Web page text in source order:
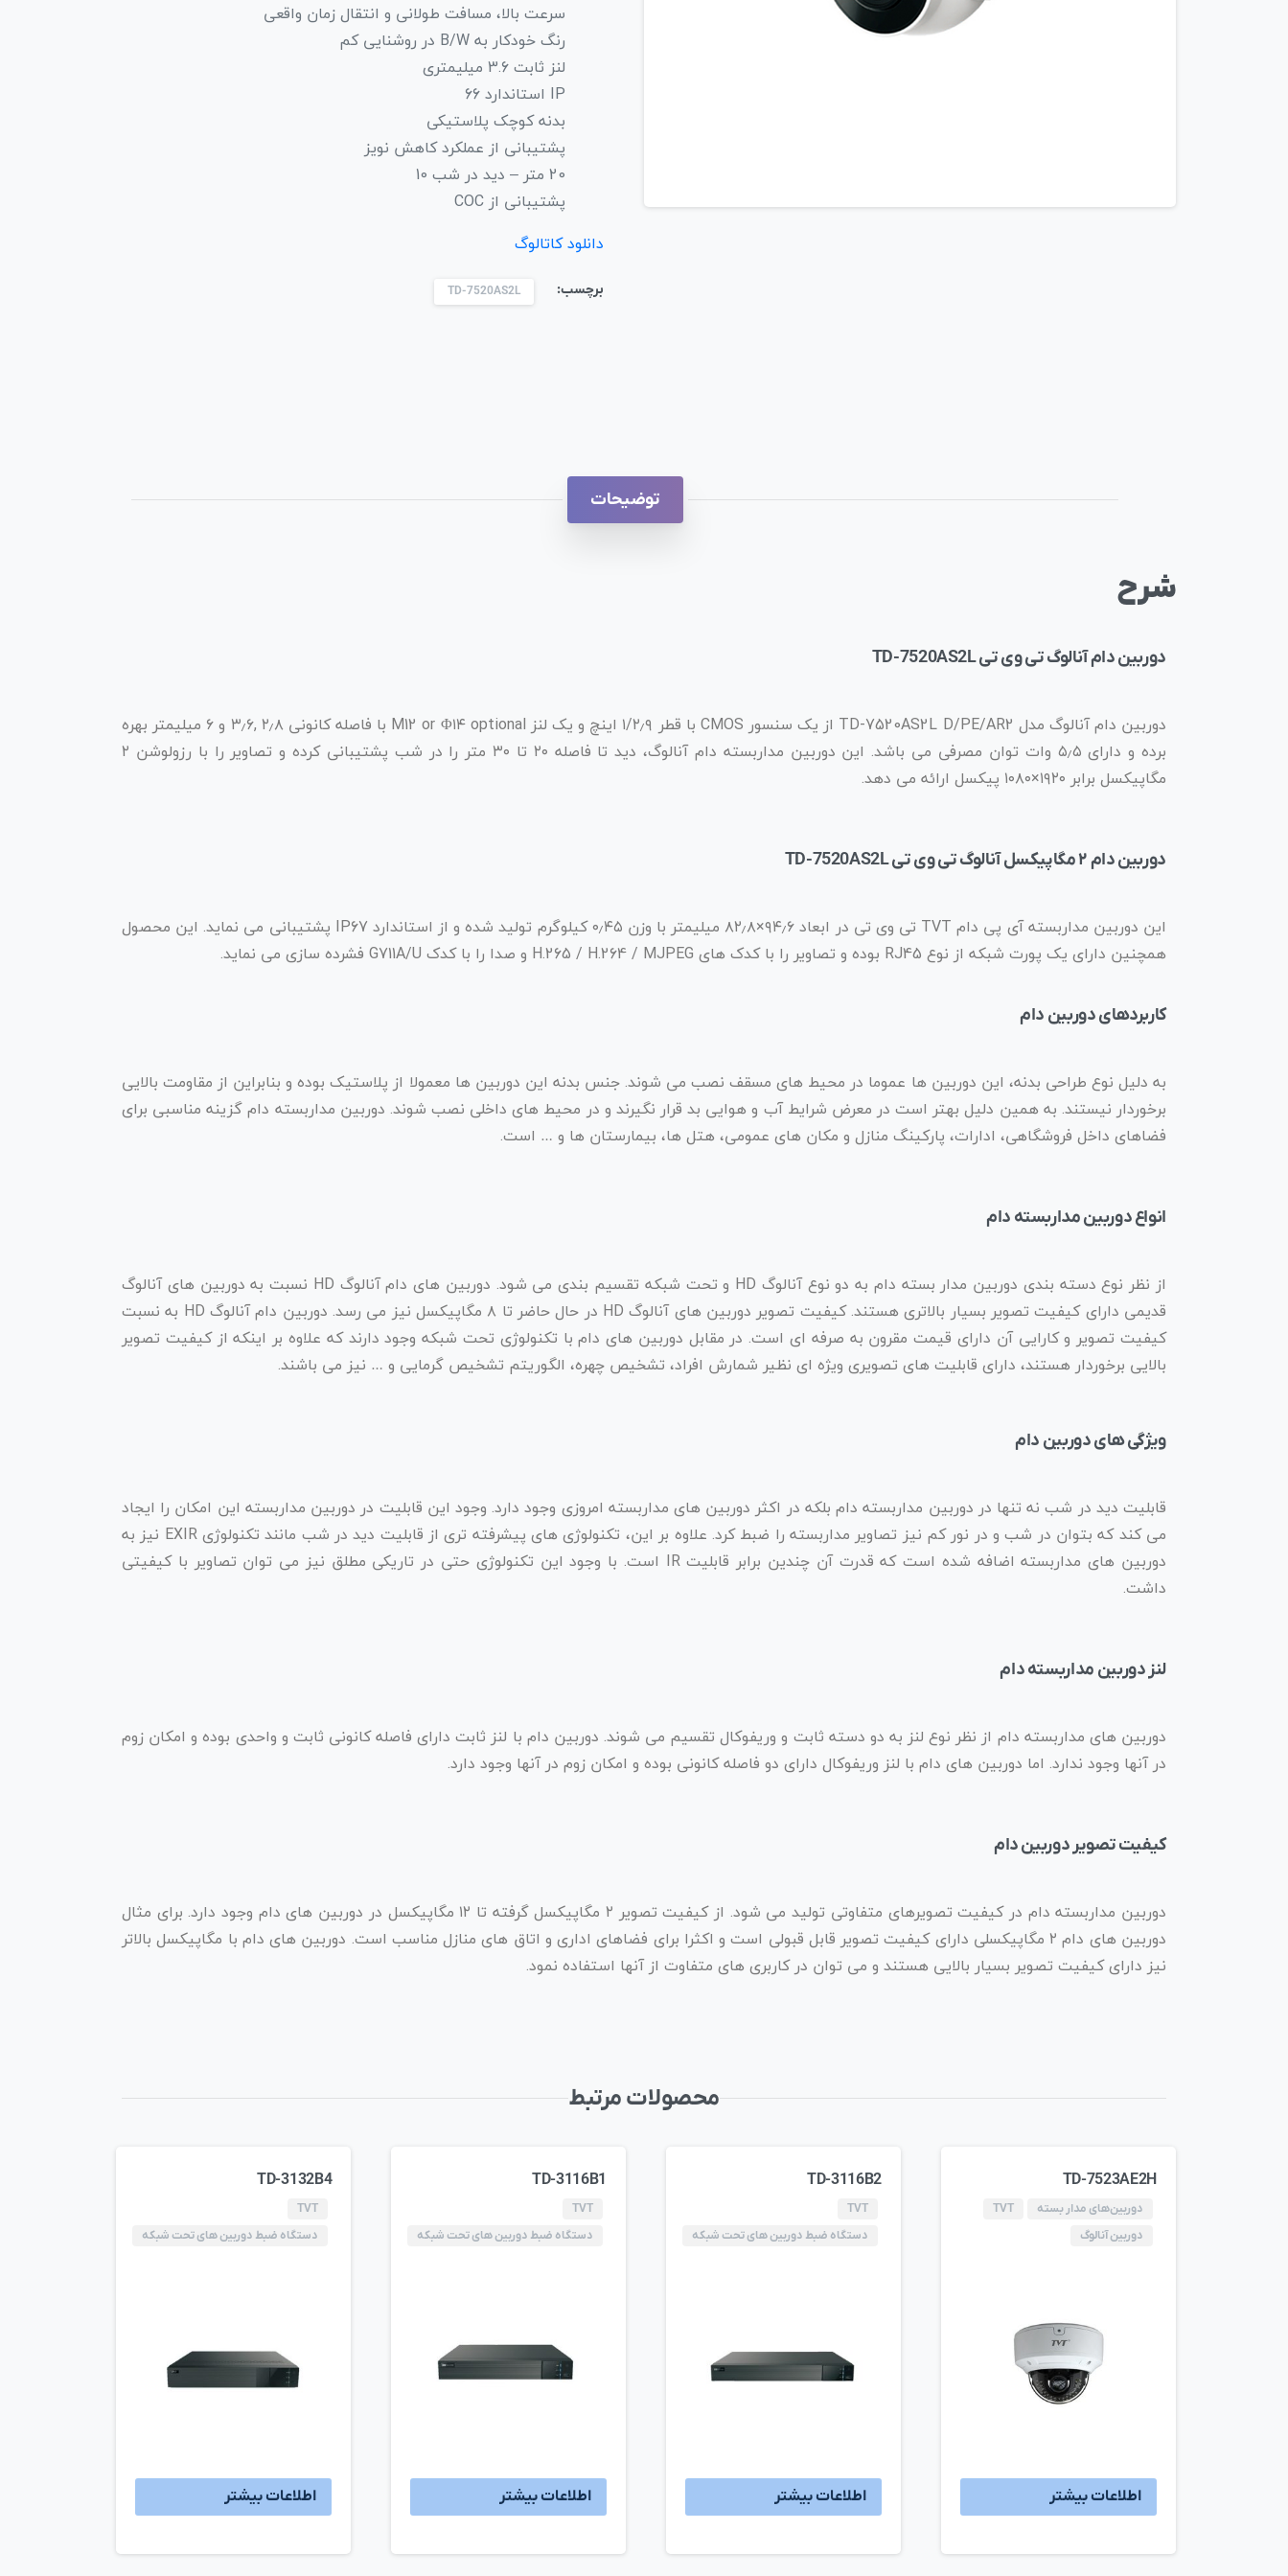
سرعت بالا، مسافت طولانی و انتقال زمان واقعی
رنگ خودکار به B/W در روشنایی کم
لنز ثابت 3.6 میلیمتری
IP استاندارد 66
بدنه کوچک پلاستیکی
پشتیبانی از عملکرد کاهش نویز
20 متر – دید در شب 10
پشتیبانی از COC
دانلود کاتالوگ
برچسب: TD-7520AS2L
توضیحات
شرح
دوربین دام آنالوگ تی وی تی TD-7520AS2L
دوربین دام آنالوگ مدل TD-7520AS2L D/PE/AR2 از یک سنسور CMOS با قطر ۱/۲٫۹ اینچ و یک لنز M12 or Φ۱۴ optional با فاصله کانونی ۲٫۸ ,۳٫۶ و ۶ میلیمتر بهره
برده و دارای ۵٫۵ وات توان مصرفی می باشد. این دوربین مداربسته دام آنالوگ، دید تا فاصله ۲۰ تا ۳۰ متر را در شب پشتیبانی کرده و تصاویر را با رزولوشن ۲
مگاپیکسل برابر ۱۹۲۰×۱۰۸۰ پیکسل ارائه می دهد.
دوربین دام ۲ مگاپیکسل آنالوگ تی وی تی TD-7520AS2L
این دوربین مداربسته آی پی دام TVT تی وی تی در ابعاد ۹۴٫۶×۸۲٫۸ میلیمتر با وزن ۰٫۴۵ کیلوگرم تولید شده و از استاندارد IP67 پشتیبانی می نماید. این محصول
همچنین دارای یک پورت شبکه از نوع RJ45 بوده و تصاویر را با کدک های H.265 / H.264 / MJPEG و صدا را با کدک G711A/U فشرده سازی می نماید.
کاربردهای دوربین دام
به دلیل نوع طراحی بدنه، این دوربین ها عموما در محیط های مسقف نصب می شوند. جنس بدنه این دوربین ها معمولا از پلاستیک بوده و بنابراین از مقاومت بالایی
برخوردار نیستند. به همین دلیل بهتر است در معرض شرایط آب و هوایی بد قرار نگیرند و در محیط های داخلی نصب شوند. دوربین مداربسته دام گزینه مناسبی برای
فضاهای داخل فروشگاهی، ادارات، پارکینگ منازل و مکان های عمومی، هتل ها، بیمارستان ها و … است.
انواع دوربین مداربسته دام
از نظر نوع دسته بندی دوربین مدار بسته دام به دو نوع آنالوگ HD و تحت شبکه تقسیم بندی می شود. دوربین های دام آنالوگ HD نسبت به دوربین های آنالوگ
قدیمی دارای کیفیت تصویر بسیار بالاتری هستند. کیفیت تصویر دوربین های آنالوگ HD در حال حاضر تا ۸ مگاپیکسل نیز می رسد. دوربین دام آنالوگ HD به نسبت
کیفیت تصویر و کارایی آن دارای قیمت مقرون به صرفه ای است. در مقابل دوربین های دام با تکنولوژی تحت شبکه وجود دارند که علاوه بر اینکه از کیفیت تصویر
بالایی برخوردار هستند، دارای قابلیت های تصویری ویژه ای نظیر شمارش افراد، تشخیص چهره، الگوریتم تشخیص گرمایی و … نیز می باشند.
ویژگی های دوربین دام
قابلیت دید در شب نه تنها در دوربین مداربسته دام بلکه در اکثر دوربین های مداربسته امروزی وجود دارد. وجود این قابلیت در دوربین مداربسته این امکان را ایجاد
می کند که بتوان در شب و در نور کم نیز تصاویر مداربسته را ضبط کرد. علاوه بر این، تکنولوژی های پیشرفته تری از قابلیت دید در شب مانند تکنولوژی EXIR نیز به
دوربین های مداربسته اضافه شده است که قدرت آن چندین برابر قابلیت IR است. با وجود این تکنولوژی حتی در تاریکی مطلق نیز می توان تصاویر با کیفیتی
داشت.
لنز دوربین مداربسته دام
دوربین های مداربسته دام از نظر نوع لنز به دو دسته ثابت و وریفوکال تقسیم می شوند. دوربین دام با لنز ثابت دارای فاصله کانونی ثابت و واحدی بوده و امکان زوم
در آنها وجود ندارد. اما دوربین های دام با لنز وریفوکال دارای دو فاصله کانونی بوده و امکان زوم در آنها وجود دارد.
کیفیت تصویر دوربین دام
دوربین مداربسته دام در کیفیت تصویرهای متفاوتی تولید می شود. از کیفیت تصویر ۲ مگاپیکسل گرفته تا ۱۲ مگاپیکسل در دوربین های دام وجود دارد. برای مثال
دوربین های دام ۲ مگاپیکسلی دارای کیفیت تصویر قابل قبولی است و اکثرا برای فضاهای اداری و اتاق های منازل مناسب است. دوربین های دام با مگاپیکسل بالاتر
نیز دارای کیفیت تصویر بسیار بالایی هستند و می توان در کاربری های متفاوت از آنها استفاده نمود.
محصولات مرتبط
TD-7523AE2H
دوربین‌های مدار بسته
TVT
دوربین آنالوگ
اطلاعات بیشتر
TD-3116B2
TVT
دستگاه ضبط دوربین های تحت شبکه
اطلاعات بیشتر
TD-3116B1
TVT
دستگاه ضبط دوربین های تحت شبکه
اطلاعات بیشتر
TD-3132B4
TVT
دستگاه ضبط دوربین های تحت شبکه
اطلاعات بیشتر